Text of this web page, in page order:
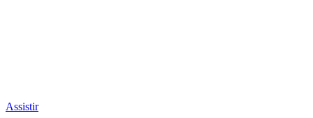
Assistir